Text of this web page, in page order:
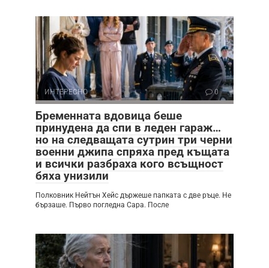
ИНТЕРЕСНО 0
Бременната вдовица беше
принудена да спи в леден гараж…
но на следващата сутрин три черни
военни джипа спряха пред къщата
и всички разбраха кого всъщност
бяха унизили
Полковник Нейтън Хейс държеше папката с две ръце. Не
бързаше. Първо погледна Сара. После